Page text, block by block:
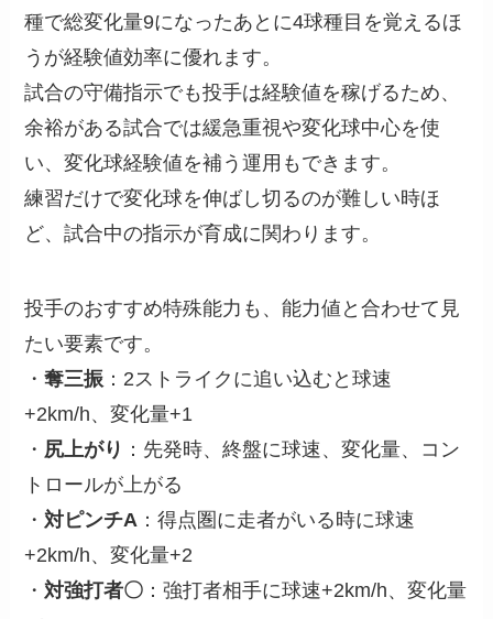
種で総変化量9になったあとに4球種目を覚えるほ
うが経験値効率に優れます。
試合の守備指示でも投手は経験値を稼げるため、
余裕がある試合では緩急重視や変化球中心を使
い、変化球経験値を補う運用もできます。
練習だけで変化球を伸ばし切るのが難しい時ほ
ど、試合中の指示が育成に関わります。
投手のおすすめ特殊能力も、能力値と合わせて見
たい要素です。
・奪三振 ：2ストライクに追い込むと球速
+2km/h、変化量+1
・ 尻上がり ：先発時、終盤に球速、変化量、コン
トロールが上がる
・対ピンチA ：得点圏に走者がいる時に球速
+2km/h、変化量+2
・対強打者〇 ：強打者相手に球速+2km/h、変化量